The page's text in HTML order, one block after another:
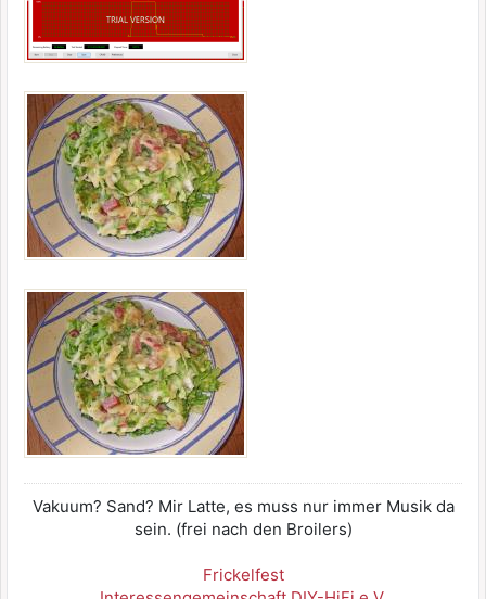
Vakuum? Sand? Mir Latte, es muss nur immer Musik da
sein. (frei nach den Broilers)
Frickelfest